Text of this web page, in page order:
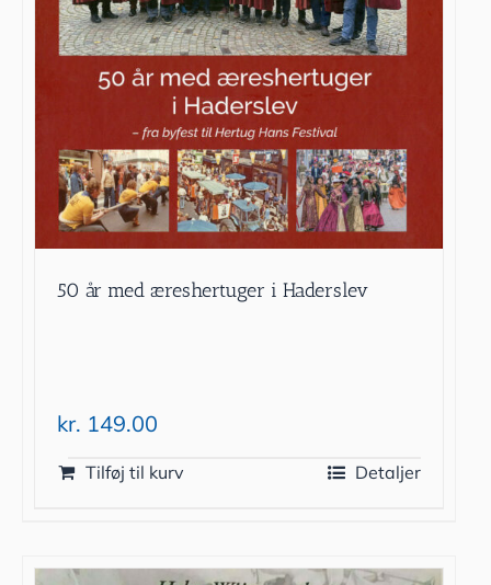
50 år med æreshertuger i Haderslev
kr. 149.00
Tilføj til kurv Detaljer